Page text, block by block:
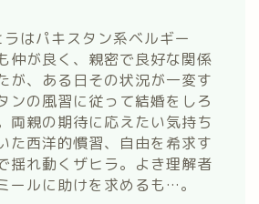
はパキスタン系ベルギー
仲が良く、親密で良好な関係
が、ある日その状況が一変す
ンの風習に従って結婚をしろ
両親の期待に応えたい気持ち
た西洋的慣習、自由を希求す
揺れ動くザヒラ。よき理解者
ールに助けを求めるも…。